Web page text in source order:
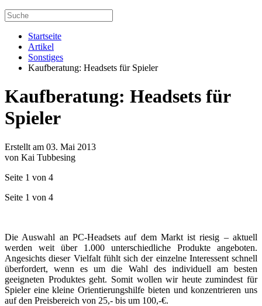
Startseite
Artikel
Sonstiges
Kaufberatung: Headsets für Spieler
Kaufberatung: Headsets für
Spieler
Erstellt am 03. Mai 2013
von Kai Tubbesing
Seite 1 von 4
Seite 1 von 4
Die Auswahl an PC-Headsets auf dem Markt ist riesig – aktuell
werden weit über 1.000 unterschiedliche Produkte angeboten.
Angesichts dieser Vielfalt fühlt sich der einzelne Interessent schnell
überfordert, wenn es um die Wahl des individuell am besten
geeigneten Produktes geht. Somit wollen wir heute zumindest für
Spieler eine kleine Orientierungshilfe bieten und konzentrieren uns
auf den Preisbereich von 25,- bis um 100,-€.